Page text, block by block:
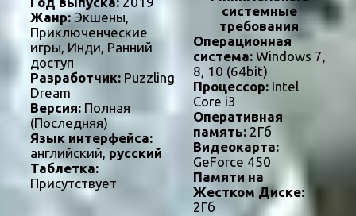
Жанр:Экшены,
Приключенческие
игры, Инди, Ранний
доступ
Разработчик: Puzzling
Dream
Версия: Полная
(Последняя)
Язык интерфейса:
английский, русский
Таблетка:
Присутствует
системные
требования
Операционная
система:Windows 7,
8, 10 (64bit)
Процессор:Intel
Core i3
Оперативная
память:2Гб
Видеокарта:
GeForce 450
Памяти на
Жестком Диске:
2Гб